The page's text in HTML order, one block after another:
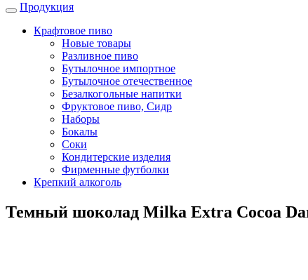
Продукция
Крафтовое пиво
Новые товары
Разливное пиво
Бутылочное импортное
Бутылочное отечественное
Безалкогольные напитки
Фруктовое пиво, Сидр
Наборы
Бокалы
Соки
Кондитерские изделия
Фирменные футболки
Крепкий алкоголь
Темный шоколад Milka Extra Cocoa